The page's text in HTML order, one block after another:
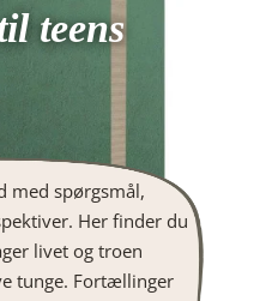
teens
med spørgsmål,
Her finder du
livet og troen
tunge. Fortællinger